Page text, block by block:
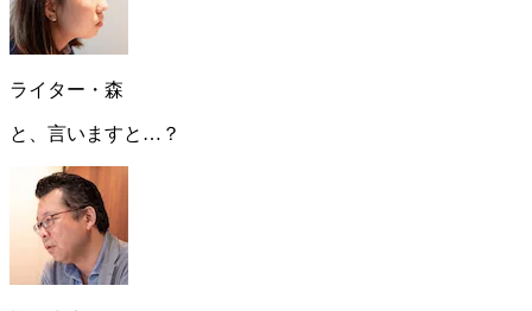
ライター・森
と、言いますと…？